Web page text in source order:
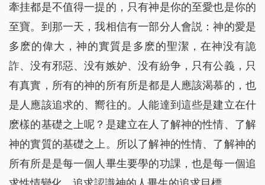
牽挂都是不值得一提的，只有神是你的至愛也是你的
至寶。到那一天，我相信有一部分人會説：神的愛是
多麽的偉大，神的實質是多麽的聖潔，在神没有詭
詐、没有邪惡、没有嫉妒、没有紛争，只有公義，只
有真實，所有的神的所有所是都是人應該渴慕的，也
是人應該追求的、嚮往的。人能達到這些是建立在什
麽樣的基礎之上呢？是建立在人了解神的性情、了解
神的實質的基礎之上。所以了解神的性情、了解神的
所有所是是每一個人畢生要學的功課，也是每一個追